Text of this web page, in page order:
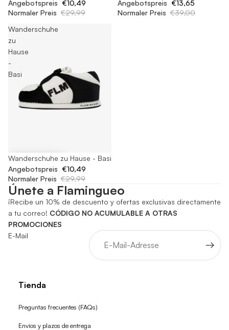
Angebotspreis €10,49
Normaler Preis €29,99
Angebotspreis €13,65
Normaler Preis €39,00
Wanderschuhe
zu
Hause
-
Basi
-65%
Wanderschuhe zu Hause - Basi
Angebotspreis €10,49
Normaler Preis €29,99
Únete a Flamingueo
¡Recibe un 10% de descuento y ofertas exclusivas directamente
a tu correo! CÓDIGO NO ACUMULABLE A OTRAS
PROMOCIONES
E-Mail
Tienda
Preguntas frecuentes (FAQs)
Envíos y plazos de entrega